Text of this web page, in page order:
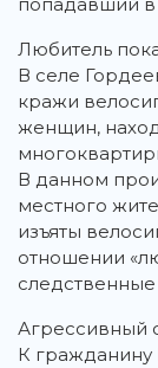
попадавший
Любитель
В селе
кражи
женщин,
В данном
местного
изъяты
отношении
Агрессивный
К